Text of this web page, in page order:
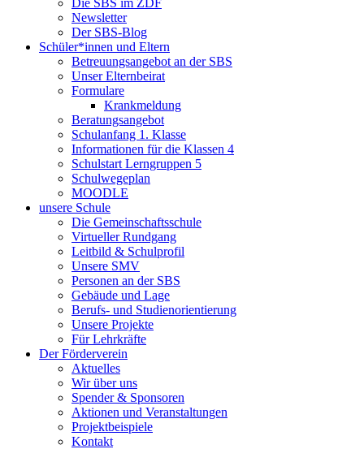
Die SBS im ZDF
Newsletter
Der SBS-Blog
Schüler*innen und Eltern
Betreuungsangebot an der SBS
Unser Elternbeirat
Formulare
Krankmeldung
Beratungsangebot
Schulanfang 1. Klasse
Informationen für die Klassen 4
Schulstart Lerngruppen 5
Schulwegeplan
MOODLE
unsere Schule
Die Gemeinschaftsschule
Virtueller Rundgang
Leitbild & Schulprofil
Unsere SMV
Personen an der SBS
Gebäude und Lage
Berufs- und Studienorientierung
Unsere Projekte
Für Lehrkräfte
Der Förderverein
Aktuelles
Wir über uns
Spender & Sponsoren
Aktionen und Veranstaltungen
Projektbeispiele
Kontakt